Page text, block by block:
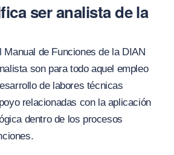
ser analista de la
Manual de Funciones de la DIAN
son para todo aquel empleo
de labores técnicas
relacionadas con la aplicación
dentro de los procesos